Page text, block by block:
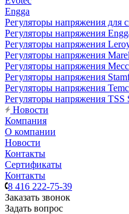
Engga
Регуляторы напряжения для
Регуляторы напряжения
Регуляторы напряжения
Регуляторы напряжения
Регуляторы напряжения
Регуляторы напряжения
Регуляторы напряжения
Регуляторы напряжения TSS
Новости
Компания
О компании
Новости
Контакты
Сертификаты
Контакты
8 416 222-75-39
Заказать звонок
Задать вопрос